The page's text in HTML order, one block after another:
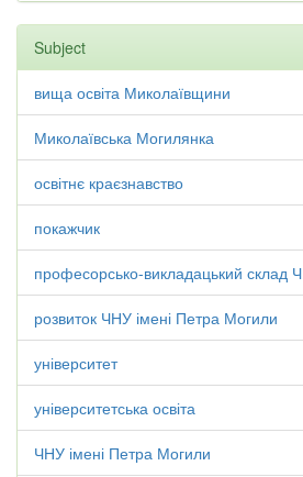
Subject
вища освіта Миколаївщини
Миколаївська Могилянка
освітнє краєзнавство
покажчик
професорсько-викладацький склад
розвиток ЧНУ імені Петра Могили
університет
університетська освіта
ЧНУ імені Петра Могили